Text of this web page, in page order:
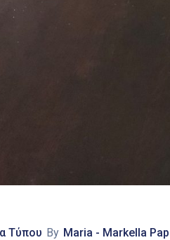
Τύπου By Maria - Markella